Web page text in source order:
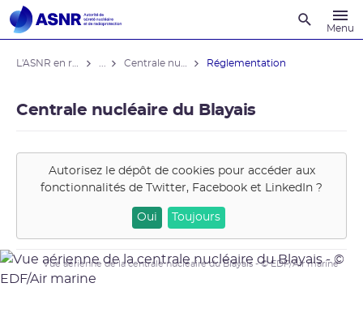
Menu
Réglementation
Centrale nucléaire du Blayais
Autorisez le dépôt de cookies pour accéder aux
fonctionnalités de Twitter, Facebook et LinkedIn ?
Oui Toujours
Vue aérienne de la centrale nucléaire du Blayais - © EDF/Air marine